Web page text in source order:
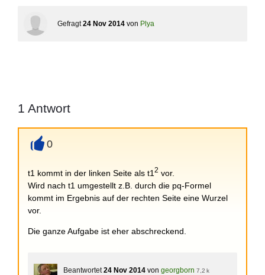
Gefragt 24 Nov 2014 von Plya
1 Antwort
0
t1 kommt in der linken Seite als t1 2 vor.
Wird nach t1 umgestellt z.B. durch die pq-Formel
kommt im Ergebnis auf der rechten Seite eine Wurzel
vor.
Die ganze Aufgabe ist eher abschreckend.
Beantwortet 24 Nov 2014 von georgborn 7,2 k